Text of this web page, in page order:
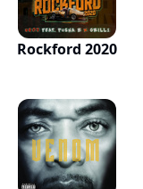
Rockford 2020